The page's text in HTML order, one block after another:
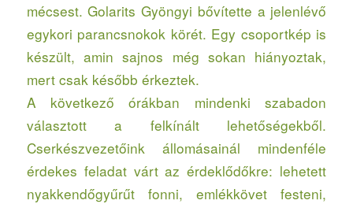
mécsest. Golarits Gyöngyi bővítette a jelenlévő
egykori parancsnokok körét. Egy csoportkép is
készült, amin sajnos még sokan hiányoztak,
mert csak később érkeztek.
A következő órákban mindenki szabadon
választott a felkínált lehetőségekből.
Cserkészvezetőink állomásainál mindenféle
érdekes feladat várt az érdeklődőkre: lehetett
nyakkendőgyűrűt fonni, emlékkövet festeni,